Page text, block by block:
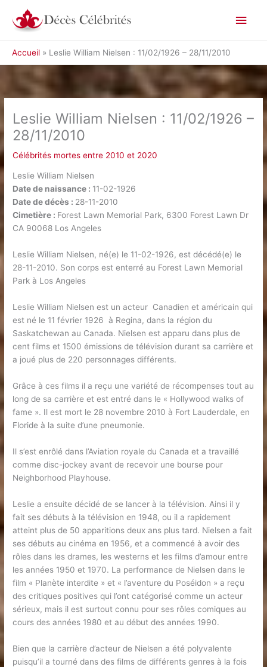
contenu
Accueil Leslie William Nielsen : 11/02/1926 – 28/11/2010
Leslie William Nielsen : 11/02/1926 –
28/11/2010
Célébrités mortes entre 2010 et 2020
Leslie William Nielsen
Date de naissance : 11-02-1926
Date de décès : 28-11-2010
Cimetière : Forest Lawn Memorial Park, 6300 Forest Lawn Dr
CA 90068 Los Angeles
Leslie William Nielsen, né(e) le 11-02-1926, est décédé(e) le
28-11-2010. Son corps est enterré au Forest Lawn Memorial
Park à Los Angeles
Leslie William Nielsen est un acteur Canadien et américain qui
est né le 11 février 1926 à Regina, dans la région du
Saskatchewan au Canada. Nielsen est apparu dans plus de
cent films et 1500 émissions de télévision durant sa carrière et
a joué plus de 220 personnages différents.
Grâce à ces films il a reçu une variété de récompenses tout au
long de sa carrière et est entré dans le « Hollywood walks of
fame ». Il est mort le 28 novembre 2010 à Fort Lauderdale, en
Floride à la suite d’une pneumonie.
Il s’est enrôlé dans l’Aviation royale du Canada et a travaillé
comme disc-jockey avant de recevoir une bourse pour
Neighborhood Playhouse.
Leslie a ensuite décidé de se lancer à la télévision. Ainsi il y
fait ses débuts à la télévision en 1948, ou il a rapidement
atteint plus de 50 apparitions deux ans plus tard. Nielsen a fait
ses débuts au cinéma en 1956, et a commencé à avoir des
rôles dans les drames, les westerns et les films d’amour entre
les années 1950 et 1970. La performance de Nielsen dans le
film « Planète interdite » et « l’aventure du Poséidon » a reçu
des critiques positives qui l’ont catégorisé comme un acteur
sérieux, mais il est surtout connu pour ses rôles comiques au
cours des années 1980 et au début des années 1990.
Bien que la carrière d’acteur de Nielsen a été polyvalente
puisqu’il a tourné dans des films de différents genres à la fois